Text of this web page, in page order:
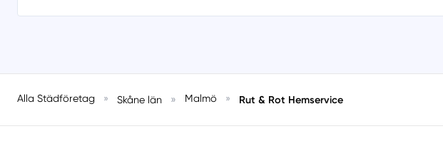
Alla Städföretag » Skåne län » Malmö » Rut & Rot Hemservice